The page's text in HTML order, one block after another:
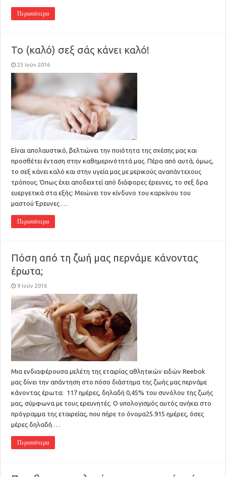
Περισσότερα
Το (καλό) σεξ σάς κάνει καλό!
23 Ιούν 2016
Είναι απολαυστικό, βελτιώνει την ποιότητα της σχέσης μας και
προσθέτει ένταση στην καθημερινότητά μας. Πέρα από αυτά, όμως,
το σεξ κάνει καλό και στην υγεία μας με μερικούς αναπάντεχους
τρόπους. Όπως έχει αποδειχτεί από διάφορες έρευνες, το σεξ δρα
ευεργετικά στα εξής: Μειώνει τον κίνδυνο του καρκίνου του
μαστού Έρευνες …
Περισσότερα
Πόση από τη ζωή μας περνάμε κάνοντας
έρωτα;
9 Ιούν 2016
Μια ενδιαφέρουσα μελέτη της εταιρίας αθλητικών ειδών Reebok
μας δίνει την απάντηση στο πόσο διάστημα της ζωής μας περνάμε
κάνοντας έρωτα: 117 ημέρες, δηλαδή 0,45% του συνόλου της ζωής
μας, σύμφωνα με τους ερευνητές. Ο υπολογισμός αυτός ανήκει στο
πρόγραμμα της εταιρείας, που πήρε το όνομα25.915 ημέρες, όσες
μέρες δηλαδή …
Περισσότερα